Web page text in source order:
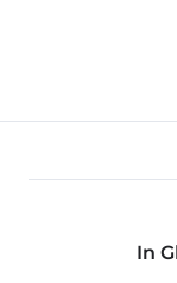
In